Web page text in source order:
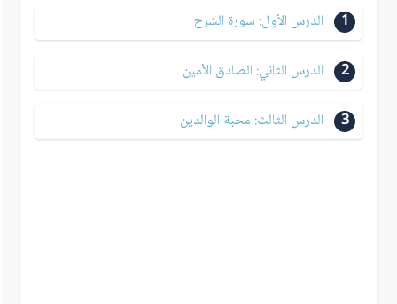
1 الدرس الأول: سورة الشرح
2 الدرس الثاني: الصادق الأمين
3 الدرس الثالث: محبة الوالدين